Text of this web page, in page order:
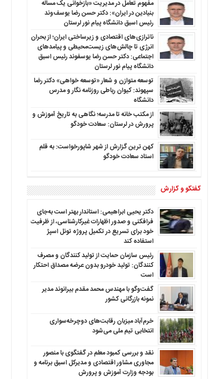
مفهوم تعامل در مدیریت «بازخوانی یک مساله
بنیادین در ایران»: دکتر حسن رضا یوسف‌وند
رئیس اسبق دانشگاه پیام نور لرستان
ناترازی‌های اقتصادی و زیرساختی ایران؛ از بحران
انرژی تا چالش‌های زیست‌محیطی و پیامدهای
اجتماعی: دکتر حسن رضا یوسفوند رئیس اسبق
دانشگاه پیام نور لرستان
توسعه متوازن و شعار «توسعه خواهی» دکتر رضا
سپهوند: کیوان رباطی روزنامه نگار و مدرس
دانشگاه
از مکتب خانه تا مدرسه؛ نگاهی به تاریخ آموزش و
پرورش در لرستان: سعادت خودگو
کهن ترین گزارش از شهر شاپورخواست: به قلم
استاد سعادت خودگو
گفتگو و گزارش
دکتر یحیی ابراهیمی: استاندار بهتر است به‌جای
فرافکنی و صدور اظهارات غیرکارشناسی، از ظرفیت
خود برای تسریع در تکمیل پروژه تونل اسپژ
استفاده کند
رئیس سازمان حمایت از تولید کنندگان و مصرف
کنندگان: تولید خودرو بدون عرضه مصداق احتکار
است
گفت‌وگو با مهندس محمد مقدم بیرانوند مدیر
نمونه بازرگانی کشور
خرم‌آباد میزبان رقابت‌های دوچرخه‌سواری
انتخابی تیم ملی می‌شود
نقد و بررسی کمبود معلم در گفتگوی با منصور
مجاوری مشاور اقتصادی و مدیرکل اسبق برنامه و
بودجه وزارت آموزش و پرورش